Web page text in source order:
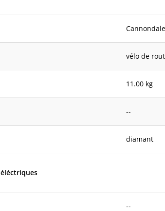
Cannondale
vélo de
11.00 kg
--
diamant
--